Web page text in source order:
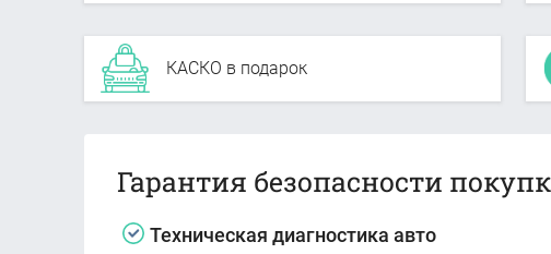
КАСКО в подарок
Гарантия безопасности
Техническая диагностика авто